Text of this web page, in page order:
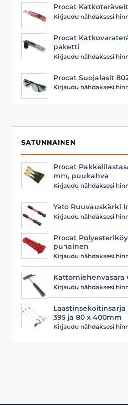
Procat
Kirjaudu nähdäksesi
Procat
paketti
Kirjaudu nähdäksesi
Procat Suojalasit
Kirjaudu nähdäksesi
SATUNNAINEN
Procat
mm, puukahva
Kirjaudu nähdäksesi
Yato Ruuvauskärki
Kirjaudu nähdäksesi
Procat
punainen
Kirjaudu nähdäksesi
Kattomiehenvasara
Kirjaudu nähdäksesi
Laastinsekoitinsarja
395 ja 80 x 400mm
Kirjaudu nähdäksesi